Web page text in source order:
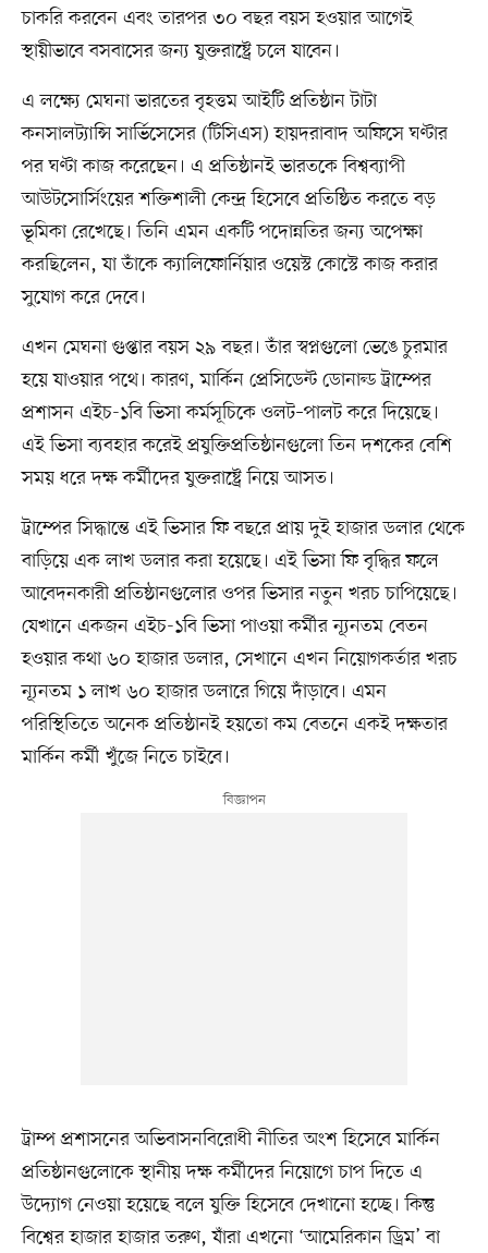
চাকরি করবেন এবং তারপর ৩০ বছর বয়স হওয়ার আগেই
স্থায়ীভাবে বসবাসের জন্য যুক্তরাষ্ট্রে চলে যাবেন।
এ লক্ষ্যে মেঘনা ভারতের বৃহত্তম আইটি প্রতিষ্ঠান টাটা
কনসালট্যান্সি সার্ভিসেসের (টিসিএস) হায়দরাবাদ অফিসে ঘণ্টার
পর ঘণ্টা কাজ করেছেন। এ প্রতিষ্ঠানই ভারতকে বিশ্বব্যাপী
আউটসোর্সিংয়ের শক্তিশালী কেন্দ্র হিসেবে প্রতিষ্ঠিত করতে বড়
ভূমিকা রেখেছে। তিনি এমন একটি পদোন্নতির জন্য অপেক্ষা
করছিলেন, যা তাঁকে ক্যালিফোর্নিয়ার ওয়েস্ট কোস্টে কাজ করার
সুযোগ করে দেবে।
এখন মেঘনা গুপ্তার বয়স ২৯ বছর। তাঁর স্বপ্নগুলো ভেঙে চুরমার
হয়ে যাওয়ার পথে। কারণ, মার্কিন প্রেসিডেন্ট ডোনাল্ড ট্রাম্পের
প্রশাসন এইচ-১বি ভিসা কর্মসূচিকে ওলট–পালট করে দিয়েছে।
এই ভিসা ব্যবহার করেই প্রযুক্তিপ্রতিষ্ঠানগুলো তিন দশকের বেশি
সময় ধরে দক্ষ কর্মীদের যুক্তরাষ্ট্রে নিয়ে আসত।
ট্রাম্পের সিদ্ধান্তে এই ভিসার ফি বছরে প্রায় দুই হাজার ডলার থেকে
বাড়িয়ে এক লাখ ডলার করা হয়েছে। এই ভিসা ফি বৃদ্ধির ফলে
আবেদনকারী প্রতিষ্ঠানগুলোর ওপর ভিসার নতুন খরচ চাপিয়েছে।
যেখানে একজন এইচ-১বি ভিসা পাওয়া কর্মীর ন্যূনতম বেতন
হওয়ার কথা ৬০ হাজার ডলার, সেখানে এখন নিয়োগকর্তার খরচ
ন্যূনতম ১ লাখ ৬০ হাজার ডলারে গিয়ে দাঁড়াবে। এমন
পরিস্থিতিতে অনেক প্রতিষ্ঠানই হয়তো কম বেতনে একই দক্ষতার
মার্কিন কর্মী খুঁজে নিতে চাইবে।
ট্রাম্প প্রশাসনের অভিবাসনবিরোধী নীতির অংশ হিসেবে মার্কিন
প্রতিষ্ঠানগুলোকে স্থানীয় দক্ষ কর্মীদের নিয়োগে চাপ দিতে এ
উদ্যোগ নেওয়া হয়েছে বলে যুক্তি হিসেবে দেখানো হচ্ছে। কিন্তু
বিশ্বের হাজার হাজার তরুণ, যাঁরা এখনো ‘আমেরিকান ড্রিম’ বা